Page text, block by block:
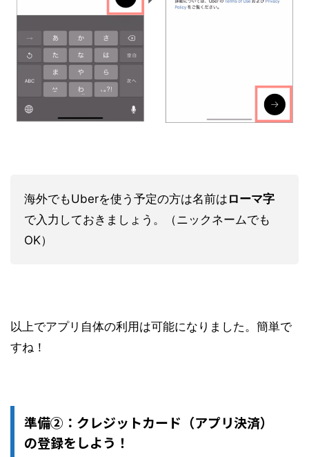
海外でもUberを使う予定の方は名前は ローマ字
で入力しておきましょう。（ニックネームでも
OK）
以上でアプリ自体の利用は可能になりました。簡単で
すね！
準備②：クレジットカード（アプリ決済）
の登録をしよう！